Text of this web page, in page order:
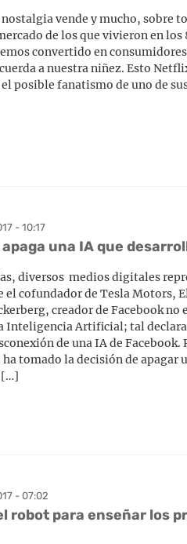
nostalgia vende y mucho, sobre
de los que vivieron en los
convertido en
a nuestra niñez. Esto
posible fanatismo de uno de
- 10:17
una IA que
diversos medios digitales
el cofundador de Tesla Motors,
creador de Facebook no
Inteligencia Artificial; tal
de una IA de Facebook.
ha tomado la decisión de apagar
[…]
- 07:02
robot para enseñar los